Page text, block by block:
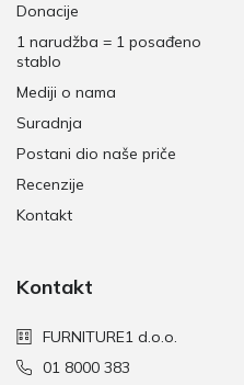
Donacije
1 narudžba = 1 posađeno
stablo
Mediji o nama
Suradnja
Postani dio naše priče
Recenzije
Kontakt
Kontakt
FURNITURE1 d.o.o.
01 8000 383